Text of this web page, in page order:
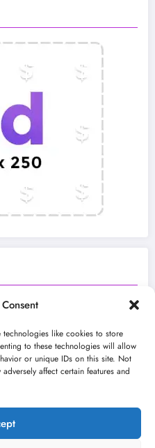
like cookies to store
to these technologies will allow
or unique IDs on this site. Not
affect certain features and
Youtube